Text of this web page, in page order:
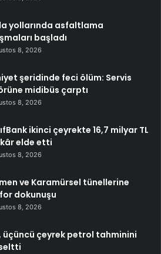
yollarında asfaltlama
başladı
8, 2026
şeridinde feci ölüm: Servis
midibüs çarptı
8, 2026
ikinci çeyrekte 16,7 milyar TL
elde etti
8, 2026
ve Karamürsel tünellerine
dokunuşu
8, 2026
üçüncü çeyrek petrol tahminini